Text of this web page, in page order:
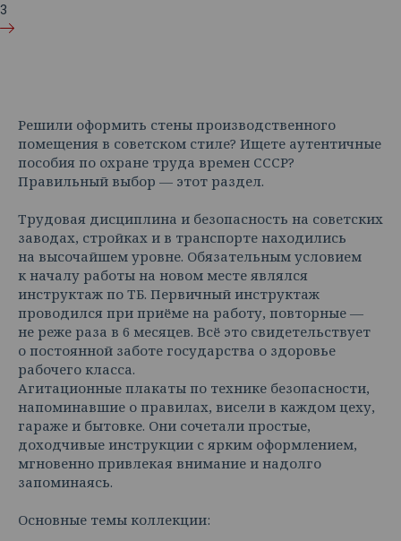
3
Решили оформить стены производственного
помещения в советском стиле? Ищете аутентичные
пособия по охране труда времен СССР?
Правильный выбор — этот раздел.
Трудовая дисциплина и безопасность на советских
заводах, стройках и в транспорте находились
на высочайшем уровне. Обязательным условием
к началу работы на новом месте являлся
инструктаж по ТБ. Первичный инструктаж
проводился при приёме на работу, повторные —
не реже раза в 6 месяцев. Всё это свидетельствует
о постоянной заботе государства о здоровье
рабочего класса.
Агитационные плакаты по технике безопасности,
напоминавшие о правилах, висели в каждом цеху,
гараже и бытовке. Они сочетали простые,
доходчивые инструкции с ярким оформлением,
мгновенно привлекая внимание и надолго
запоминаясь.
Основные темы коллекции: